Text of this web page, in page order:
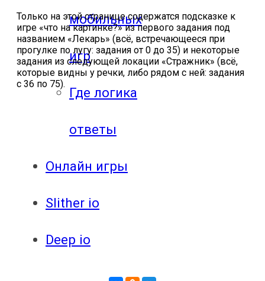
мобильных
игр
Где логика
ответы
Онлайн игры
Slither io
Deep io
Только на этой странице содержатся подсказке к
игре «что на картинке?» из первого задания под
названием «Лекарь» (всё, встречающееся при
прогулке по лугу: задания от 0 до 35) и некоторые
задания из следующей локации «Стражник» (всё,
которые видны у речки, либо рядом с ней: задания
с 36 по 75).